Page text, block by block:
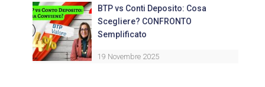
BTP vs Conti Deposito: Cosa
Scegliere? CONFRONTO
Semplificato
19 Novembre 2025